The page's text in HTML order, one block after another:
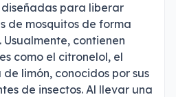
diseñadas para liberar
de mosquitos de forma
contienen
como el citronelol, el
limón, conocidos por sus
de insectos. Al llevar una